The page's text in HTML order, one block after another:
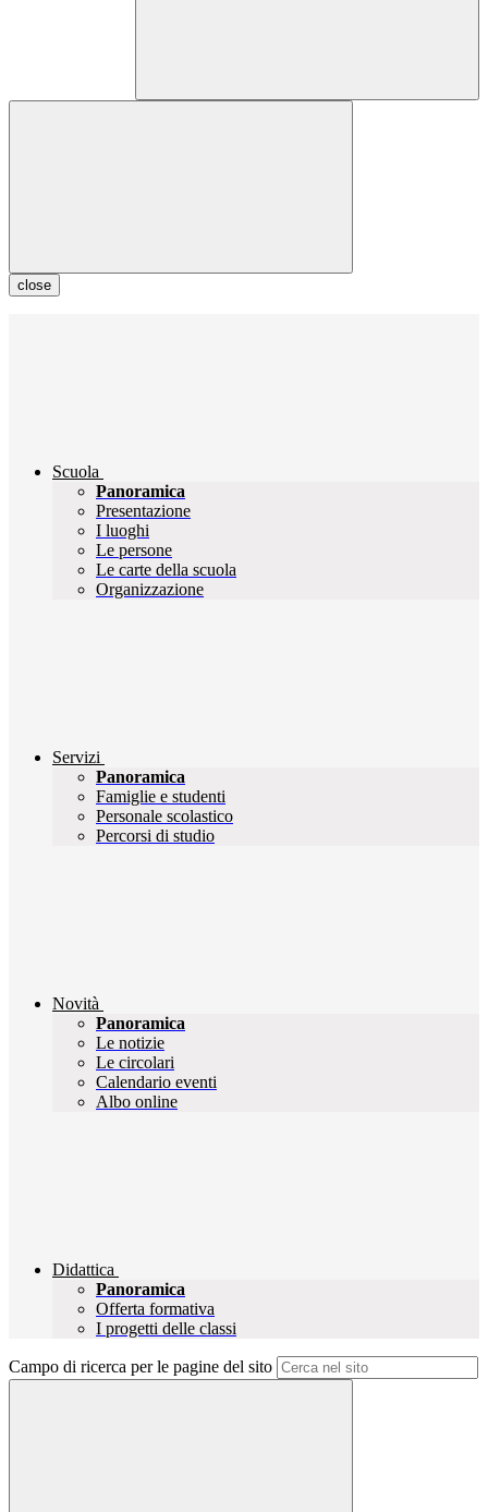
close
Scuola
Panoramica
Presentazione
I luoghi
Le persone
Le carte della scuola
Organizzazione
Servizi
Panoramica
Famiglie e studenti
Personale scolastico
Percorsi di studio
Novità
Panoramica
Le notizie
Le circolari
Calendario eventi
Albo online
Didattica
Panoramica
Offerta formativa
I progetti delle classi
Campo di ricerca per le pagine del sito